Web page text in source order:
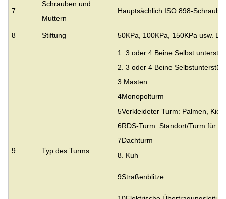
7
Schrauben und
Muttern
Hauptsächlich ISO 898-
8 Stiftung 50KPa, 100KPa, 150KPa usw.
9 Typ des Turms
1. 3 oder 4 Beine Selbst
2. 3 oder 4 Beine
3.Masten
4Monopolturm
5Verkleideter Turm: Palmen,
6RDS-Turm: Standort/Turm für
7Dachturm
8. Kuh
9Straßenblitze